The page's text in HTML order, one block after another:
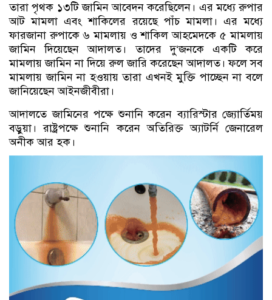
তারা পৃথক ১৩টি জামিন আবেদন করেছিলেন। এর মধ্যে রুপার
আট মামলা এবং শাকিলের রয়েছে পাঁচ মামলা। এর মধ্যে
ফারজানা রুপাকে ৬ মামলায় ও শাকিল আহমেদকে ৫ মামলায়
জামিন দিয়েছেন আদালত। তাদের দু‘জনকে একটি করে
মামলায় জামিন না দিয়ে রুল জারি করেছেন আদালত। ফলে সব
মামলায় জামিন না হওয়ায় তারা এখনই মুক্তি পাচ্ছেন না বলে
জানিয়েছেন আইনজীবীরা।
আদালতে জামিনের পক্ষে শুনানি করেন ব্যারিস্টার জ্যোর্তিময়
বড়ুয়া। রাষ্ট্রপক্ষে শুনানি করেন অতিরিক্ত অ্যাটর্নি জেনারেল
অনীক আর হক।